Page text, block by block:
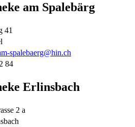
am Spalebärg
41
spalebaerg@hin.ch
84
Erlinsbach
2 a